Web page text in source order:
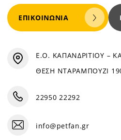
ΕΠΙΚΟΙΝΩΝΊΑ
Ε.Ο. ΚΑΠΑΝΔΡΙΤΙΟΥ –
ΘΕΣΗ ΝΤΑΡΑΜΠΟΥΖΙ
22950 22292
info@petfan.gr